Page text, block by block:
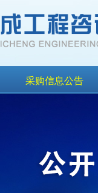
采购信息公告